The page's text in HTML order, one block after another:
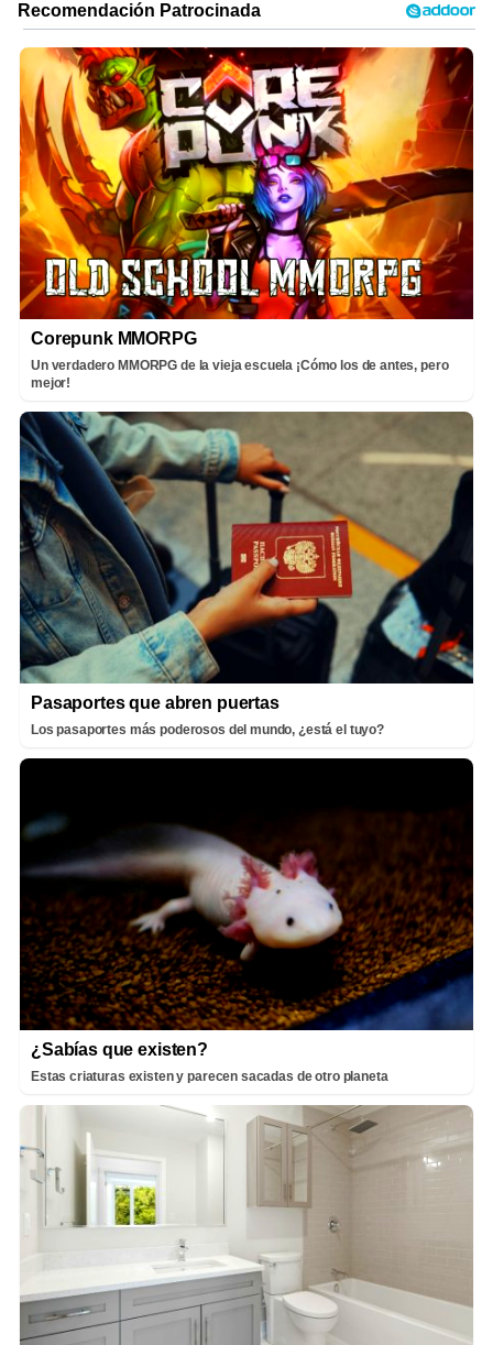
Corepunk MMORPG
Un verdadero MMORPG de la vieja escuela ¡Cómo los de antes, pero
mejor!
Pasaportes que abren puertas
Los pasaportes más poderosos del mundo, ¿está el tuyo?
¿Sabías que existen?
Estas criaturas existen y parecen sacadas de otro planeta